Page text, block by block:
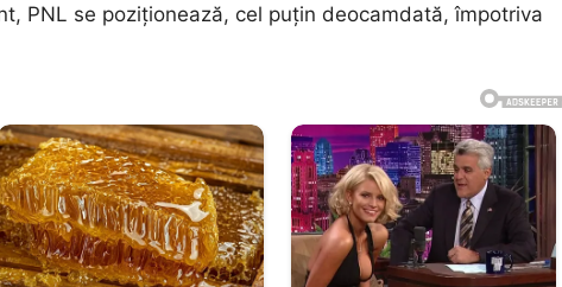
PNL se poziționează, cel puțin deocamdată, împotriva